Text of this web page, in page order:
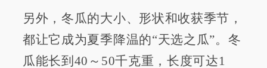
另外，冬瓜的大小、形状和收获季节，
都让它成为夏季降温的“天选之瓜”。冬
瓜能长到40～50千克重，长度可达1